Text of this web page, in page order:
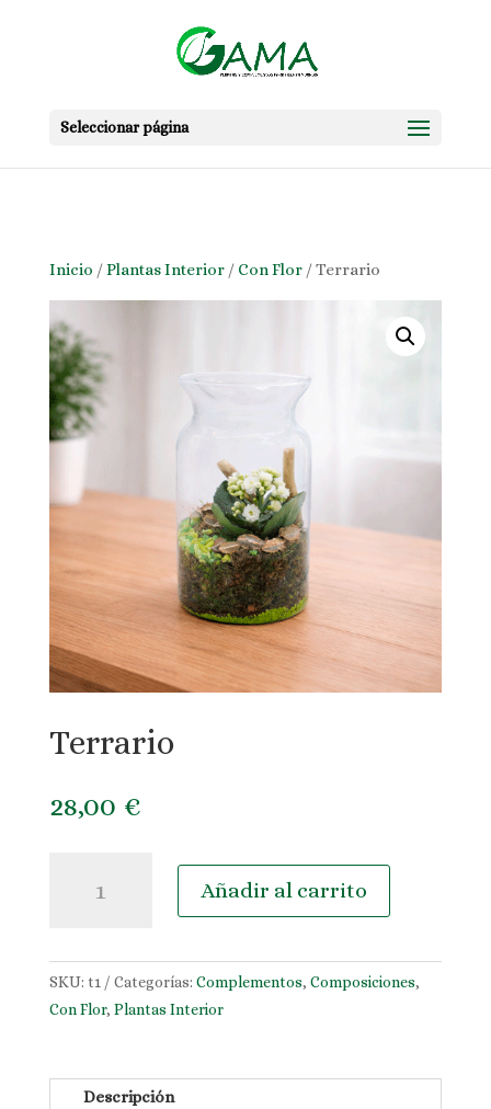
Seleccionar página
Inicio /Plantas Interior/ Con Flor/ Terrario
Terrario
28,00 €
cantidad
Añadir al carrito
SKU: t1 Categorías: Complementos, Composiciones,
Con Flor, Plantas Interior
Descripción